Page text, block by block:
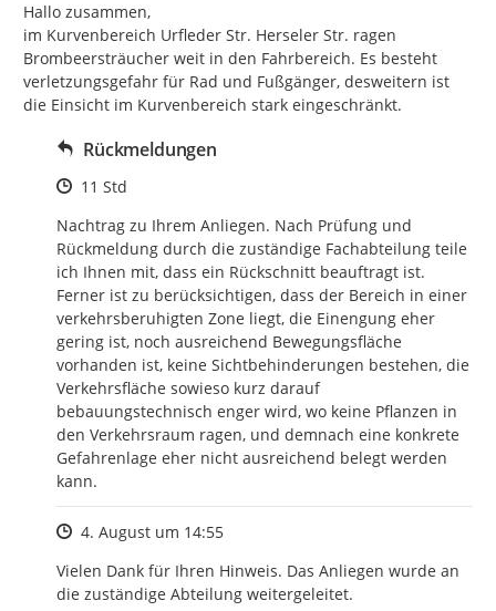
Hallo zusammen,
im Kurvenbereich Urfleder Str. Herseler Str. ragen
Brombeersträucher weit in den Fahrbereich. Es besteht
verletzungsgefahr für Rad und Fußgänger, desweitern ist
die Einsicht im Kurvenbereich stark eingeschränkt.
Rückmeldungen
Zeitpunkt des Erstellens
11 Std
Nachtrag zu Ihrem Anliegen. Nach Prüfung und
Rückmeldung durch die zuständige Fachabteilung teile
ich Ihnen mit, dass ein Rückschnitt beauftragt ist.
Ferner ist zu berücksichtigen, dass der Bereich in einer
verkehrsberuhigten Zone liegt, die Einengung eher
gering ist, noch ausreichend Bewegungsfläche
vorhanden ist, keine Sichtbehinderungen bestehen, die
Verkehrsfläche sowieso kurz darauf
bebauungstechnisch enger wird, wo keine Pflanzen in
den Verkehrsraum ragen, und demnach eine konkrete
Gefahrenlage eher nicht ausreichend belegt werden
kann.
Zeitpunkt des Erstellens
4. August um 14:55
Vielen Dank für Ihren Hinweis. Das Anliegen wurde an
die zuständige Abteilung weitergeleitet.